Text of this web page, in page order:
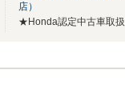
店）